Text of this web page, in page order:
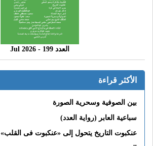
العدد 199 - 2026 Jul
الأكثر قراءة
بين الصوفية وسحرية الصورة
سباعية العابر (رواية العدد)
عنكبوت التاريخ يتحول إلى «عنكبوت فى القلب»